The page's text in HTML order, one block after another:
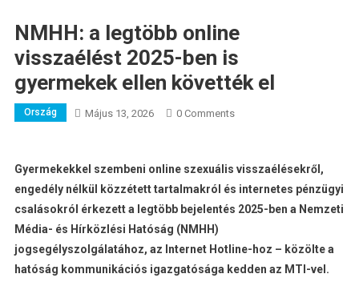
NMHH: a legtöbb online
visszaélést 2025-ben is
gyermekek ellen követték el
Ország Május 13, 2026 0 Comments
Gyermekekkel szembeni online szexuális visszaélésekről,
engedély nélkül közzétett tartalmakról és internetes pénzügyi
csalásokról érkezett a legtöbb bejelentés 2025-ben a Nemzeti
Média- és Hírközlési Hatóság (NMHH)
jogsegélyszolgálatához, az Internet Hotline-hoz – közölte a
hatóság kommunikációs igazgatósága kedden az MTI-vel.